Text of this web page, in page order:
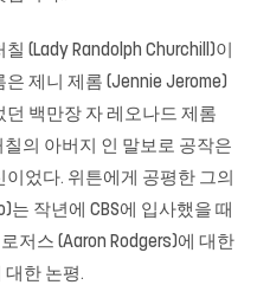
(Lady Randolph Churchill)이
제니 제롬 (Jennie Jerome)
백만장 자 레오나드 제롬
의 아버지 인 말보로 공작은
었다. 위튼에게 공평한 그의
는 작년에 CBS에 입사했을 때
저스 (Aaron Rodgers)에 대한
대한 논평.